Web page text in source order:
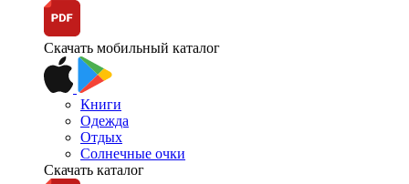
Скачать мобильный каталог
Книги
Одежда
Отдых
Солнечные очки
Скачать каталог